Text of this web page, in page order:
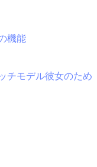
機能
チモデル彼女のため